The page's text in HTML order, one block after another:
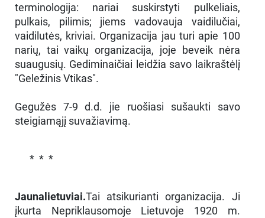
terminologija: nariai suskirstyti pulkeliais,
pulkais, pilimis; jiems vadovauja vaidilučiai,
vaidilutės, kriviai. Organizacija jau turi apie 100
narių, tai vaikų organizacija, joje beveik nėra
suaugusių. Gediminaičiai leidžia savo laikraštėlį
"Geležinis Vtikas".
Gegužės 7-9 d.d. jie ruošiasi sušaukti savo
steigiamąjį suvažiavimą.
* * *
Jaunalietuviai.Tai atsikurianti organizacija. Ji
įkurta Nepriklausomoje Lietuvoje 1920 m.